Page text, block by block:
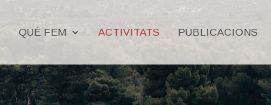
QUÈ FEM ACTIVITATS PUBLICACIONS